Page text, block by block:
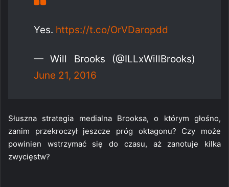
Yes. https://t.co/OrVDaropdd
— Will Brooks (@ILLxWillBrooks)
June 21, 2016
Słuszna strategia medialna Brooksa, o którym głośno,
zanim przekroczył jeszcze próg oktagonu? Czy może
powinien wstrzymać się do czasu, aż zanotuje kilka
zwycięstw?